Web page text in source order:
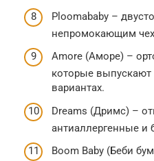
Ploomababy –
непромокающим
Amore (Аморе) –
которые
вариантах.
Dreams (Дримс) –
антиаллергенные и
Boom Baby (Беби